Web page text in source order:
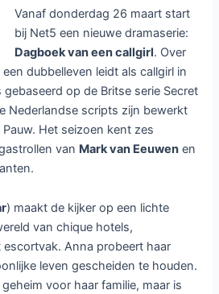
Vanaf donderdag 26 maart start
bij Net5 een nieuwe dramaserie:
Dagboek van een callgirl. Over
dubbelleven leidt als callgirl in
op de Britse serie Secret
Nederlandse scripts zijn bewerkt
Het seizoen kent zes
van Mark van Eeuwen en
) maakt de kijker op een lichte
van chique hotels,
Anna probeert haar
leven gescheiden te houden.
voor haar familie, maar is